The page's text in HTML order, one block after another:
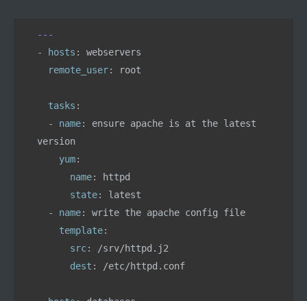
---
-
hosts : webservers
  remote_user
: root
  tasks
:
  -
name: ensure apache is at the latest
version
yum:
name:
httpd
state: latest
  -
name: write the apache config file
template:
src:
/srv/httpd.j2
dest : /etc/httpd.conf